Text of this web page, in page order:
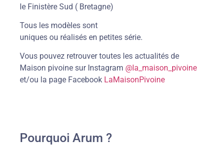
le Finistère Sud ( Bretagne)
Tous les modèles sont uniques ou réalisés en
petites série.
Vous pouvez retrouver toutes les actualités de
Maison pivoine sur Instagram @la_maison_pivoine
et/ou la page Facebook LaMaisonPivoine
Pourquoi Arum ?